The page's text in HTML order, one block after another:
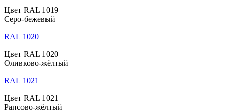
Цвет RAL 1019
Серо-бежевый
RAL 1020
Цвет RAL 1020
Оливково-жёлтый
RAL 1021
Цвет RAL 1021
Рапсово-жёлтый